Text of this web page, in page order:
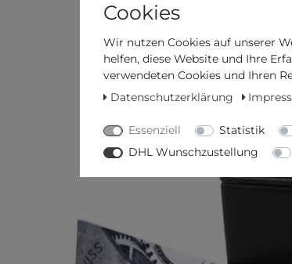
Cookies
Wir nutzen Cookies auf unserer
helfen, diese Website und Ihre
verwendeten Cookies und Ihren
Datenschutzerklärung
Essenziell Statistik
DHL Wunschzustellung